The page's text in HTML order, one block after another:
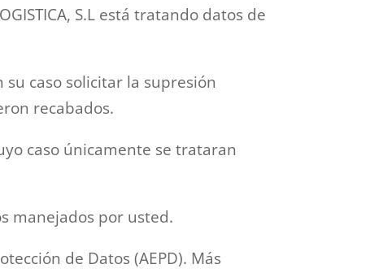
S.L está tratando datos de
caso solicitar la supresión
recabados.
caso únicamente se trataran
manejados por usted.
de Datos (AEPD). Más